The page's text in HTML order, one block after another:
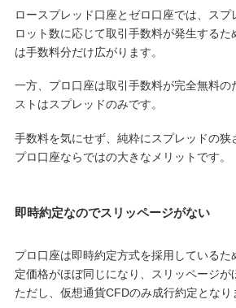
ロースプレッド口座とゼロ口座では、スプ
ロット数に応じて取引手数料が発生するた
は手数料分だけ広がります。
一方、プロ口座は取引手数料が完全無料の
ストはスプレッドのみです。
手数料を気にせず、純粋にスプレッドの狭
プロ口座ならではの大きなメリットです。
即時約定なのでスリッページがない
プロ口座は即時約定方式を採用しているた
定価格がほぼ同じになり、スリッページが
ただし、仮想通貨CFDのみ成行約定となり